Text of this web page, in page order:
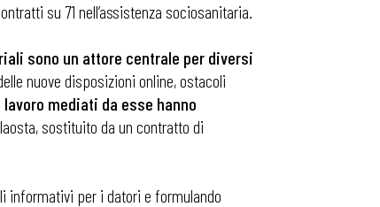
su 71 nell’assistenza sociosanitaria.
sono un attore centrale per diversi
nuove disposizioni online, ostacoli
mediati da esse hanno
sostituito da un contratto di
informativi per i datori e formulando